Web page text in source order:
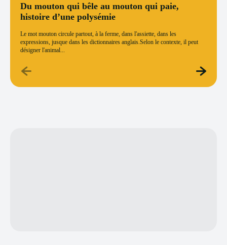
Du mouton qui bêle au mouton qui paie,
histoire d’une polysémie
Le mot mouton circule partout, à la ferme, dans l'assiette, dans les
expressions, jusque dans les dictionnaires anglais.Selon le contexte, il peut
désigner l'animal...